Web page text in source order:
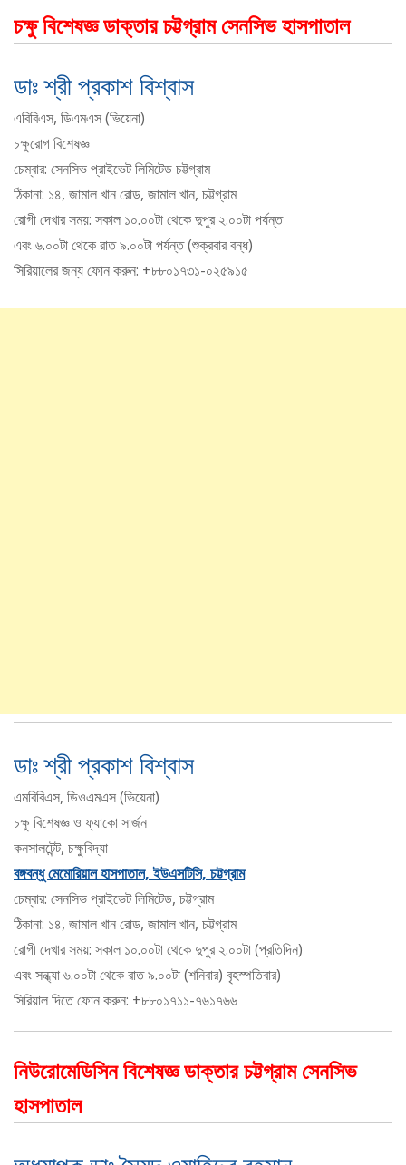
চক্ষু বিশেষজ্ঞ ডাক্তার চট্টগ্রাম সেনসিভ হাসপাতাল
ডাঃ শ্রী প্রকাশ বিশ্বাস
এবিবিএস, ডিএমএস (ভিয়েনা)
চক্ষুরোগ বিশেষজ্ঞ
চেম্বার: সেনসিভ প্রাইভেট লিমিটেড চট্টগ্রাম
ঠিকানা: ১৪, জামাল খান রোড, জামাল খান, চট্টগ্রাম
রোগী দেখার সময়: সকাল ১০.০০টা থেকে দুপুর ২.০০টা পর্যন্ত
এবং ৬.০০টা থেকে রাত ৯.০০টা পর্যন্ত (শুক্রবার বন্ধ)
সিরিয়ালের জন্য ফোন করুন: +৮৮০১৭৩১-০২৫৯১৫
ডাঃ শ্রী প্রকাশ বিশ্বাস
এমবিবিএস, ডিওএমএস (ভিয়েনা)
চক্ষু বিশেষজ্ঞ ও ফ্যাকো সার্জন
কনসালটেন্ট, চক্ষুবিদ্যা
বঙ্গবন্ধু মেমোরিয়াল হাসপাতাল, ইউএসটিসি, চট্টগ্রাম
চেম্বার: সেনসিভ প্রাইভেট লিমিটেড, চট্টগ্রাম
ঠিকানা: ১৪, জামাল খান রোড, জামাল খান, চট্টগ্রাম
রোগী দেখার সময়: সকাল ১০.০০টা থেকে দুপুর ২.০০টা (প্রতিদিন)
এবং সন্ধ্যা ৬.০০টা থেকে রাত ৯.০০টা (শনিবার) বৃহস্পতিবার)
সিরিয়াল দিতে ফোন করুন: +৮৮০১৭১১-৭৬১৭৬৬
নিউরোমেডিসিন বিশেষজ্ঞ ডাক্তার চট্টগ্রাম সেনসিভ
হাসপাতাল